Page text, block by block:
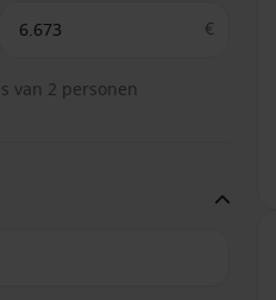
€
van 2 personen